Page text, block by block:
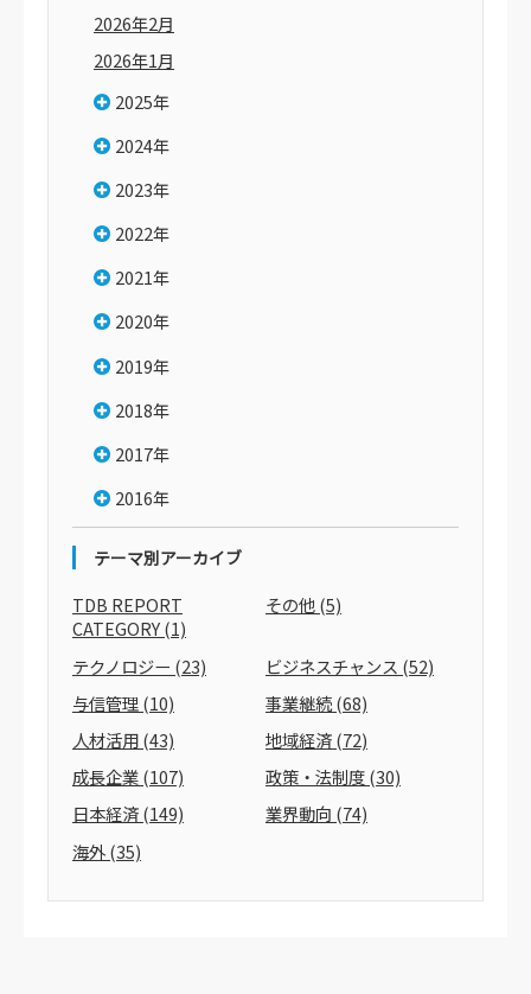
2026年2月
2026年1月
2025年
2024年
2023年
2022年
2021年
2020年
2019年
2018年
2017年
2016年
テーマ別アーカイブ
TDB REPORT
CATEGORY(1)
その他(5)
テクノロジー (23) ビジネスチャンス (52)
与信管理(10) 事業継続(68)
人材活用(43) 地域経済(72)
成長企業(107) 政策・法制度(30)
日本経済(149) 業界動向 (74)
海外(35)